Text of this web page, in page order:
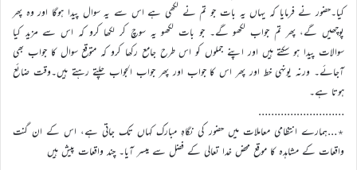
کیا۔حضور نے فرمایا کہ یہاں یہ بات جو تم نے لکھی ہے اس سے یہ سوال پیدا ہوگا اور وہ پھر
پوچھیں گے، پھر تم جواب لکھو گے۔ جو بات لکھو یہ سوچ کر لکھا کرو کہ اس سے مزید کیا
سوالات پیدا ہو سکتے ہیں اور اپنے جملوں کو اس طرح جامع رکھا کرو کہ متوقع سوال کا جواب بھی
آجائے۔ ورنہ یونہی خط اور پھر اس کا جواب اور پھر جواب الجواب چلتے رہتے ہیں۔وقت ضائع
ہوتا ہے۔
………………………
٭…ہمارے انتظامی معاملات میں حضور کی نگاہِ مبارک کہاں تک جاتی ہے، اس کے ان گنت
واقعات کے مشاہدہ کا موقع محض خدا تعالی کے فضل سے میسر آیا۔ چند واقعات پیش ہیں